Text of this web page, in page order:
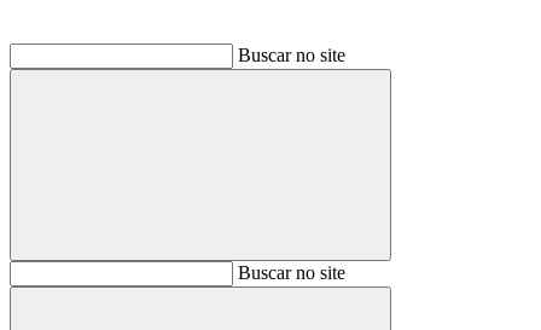
Buscar no site
BuscarBuscar no site